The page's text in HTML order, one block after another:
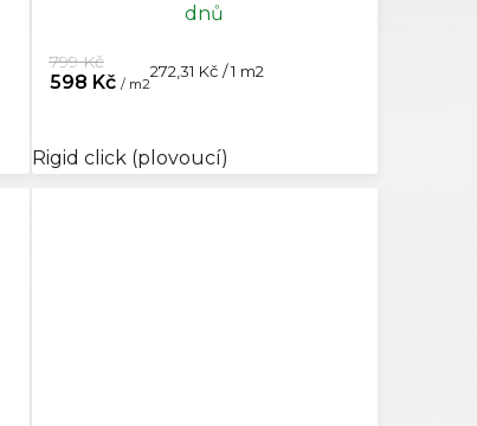
dnů
598 Kč / m2
799 Kč
Měrná
cena:
272,31 Kč / 1 m2
Rigid click (plovoucí)